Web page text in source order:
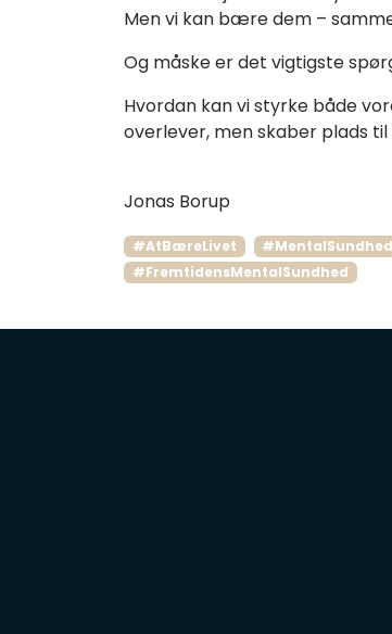
Men vi kan bære dem –
Og måske er det vigtigste
Hvordan kan vi styrke både
overlever, men skaber plads
Jonas Borup
#AtBæreLivet #MentalSundhed
#FremtidensMentalSundhed